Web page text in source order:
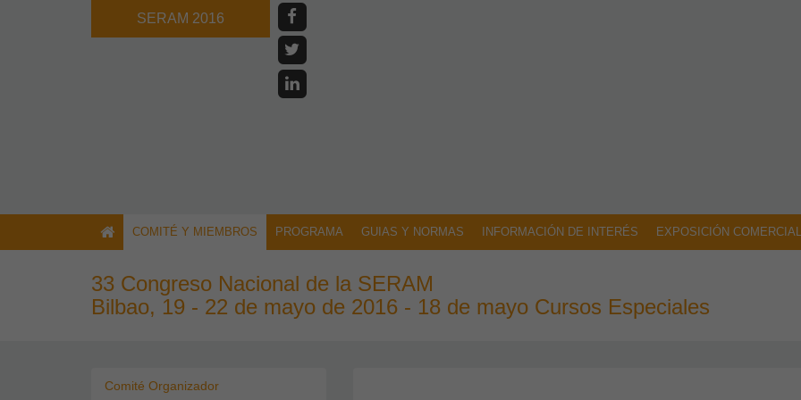
SERAM 2016
COMITÉ Y MIEMBROS PROGRAMA GUIAS Y NORMAS INFORMACIÓN DE INTERÉS EXPOSICIÓN COMERCIAL
33 Congreso Nacional de la SERAM
Bilbao, 19 - 22 de mayo de 2016 - 18 de mayo Cursos Especiales
Comité Organizador